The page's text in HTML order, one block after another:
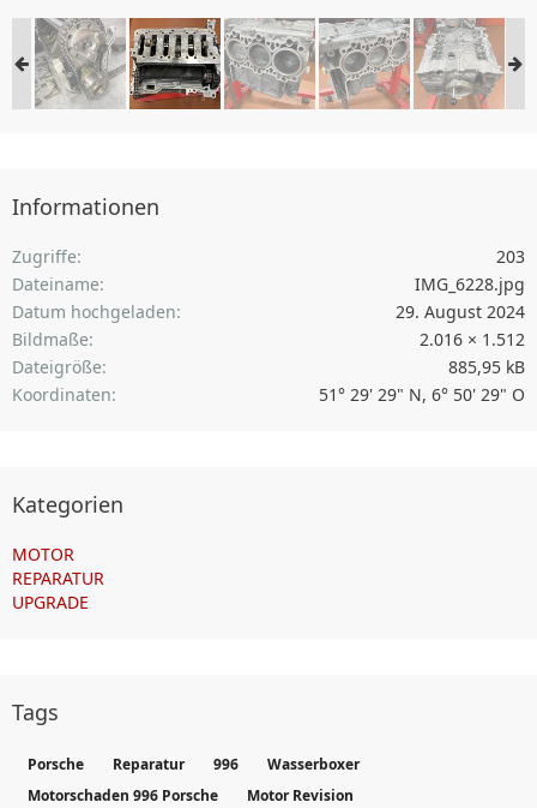
Informationen
Zugriffe
203
Dateiname
IMG_6228.jpg
Datum hochgeladen
29. August 2024
Bildmaße
2.016 × 1.512
Dateigröße
885,95 kB
Koordinaten
51° 29' 29" N, 6° 50' 29" O
Kategorien
MOTOR
REPARATUR
UPGRADE
Tags
Porsche Reparatur 996
Wasserboxer
Motorschaden 996 Porsche
Motor Revision